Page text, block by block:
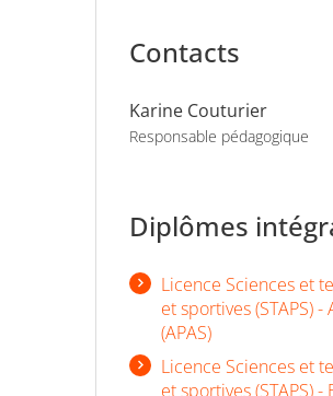
Contacts
Karine Couturier
Responsable pédagogique
Diplômes
Licence Sciences et
et sportives (STAPS)
(APAS)
Licence Sciences et
et sportives (STAPS)